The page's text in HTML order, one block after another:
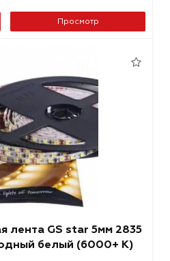
Просмотр
лента GS star 5мм 2835
белый (6000+ К)